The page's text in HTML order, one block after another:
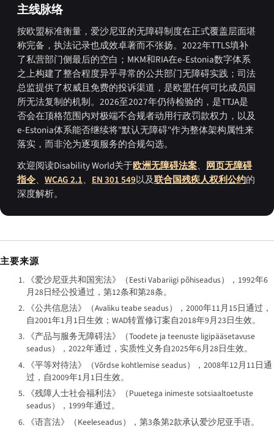
主线脉络
按欧盟标准衡量，爱沙尼亚的无障碍制度在正式覆盖层面堪
称完备，执法记录也成效卓著而不张扬。2022年TTLS填补
了私营部门侧最后的空白；MKM和RIA在e-Estonia数字体系
之上构建了整合程度异乎寻常的公共部门无障碍实践；司法
总监提供了权威且免费的投诉渠道，是欧盟任何可比成员国
所无法复制的机制。2026至2027年仍待检验的，是TTJA是
否会在顶格范围内对极端不合规者动用行政罚款权力，以及
e-Estonia体系能否继续将"默认无障碍"作为整体架构属性来
落实，而非沦为逐项服务的合规勾选。
欢迎阅读Disability World关于欧洲无障碍法案、 网页无障碍
指令、 WCAG 2.1、 EN 301 549以及联合国残疾人权利公约的
深度解析。
主要来源
《爱沙尼亚共和国宪法》（Eesti Vabariigi põhiseadus），1992年6
月28日经公投通过，第12条和第28条。
《公共信息法》（Avaliku teabe seadus），2000年11月15日通过，
自2001年1月1日生效；WAD转置修订案自2018年9月23日生效。
《产品与服务无障碍法》（Toodete ja teenuste ligipääsetavuse
seadus），2022年通过，实质性义务自2025年6月28日生效。
《平等对待法》（Võrdse kohtlemise seadus），2008年12月11日通
过，自2009年1月1日生效。
《残障人士社会福利法》（Puuetega inimeste sotsiaaltoetuste
seadus），1999年通过。
《语言法》（Keeleseadus），第3条第2款承认爱沙尼亚手语。